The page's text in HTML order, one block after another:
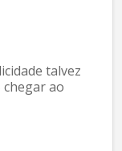
talvez
chegar ao